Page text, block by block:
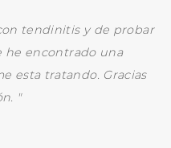
tendinitis y de probar
he encontrado una
esta tratando. Gracias
"